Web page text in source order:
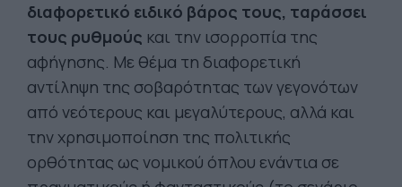
διαφορετικό ειδικό βάρος τους, ταράσσει
τους ρυθμούς και την ισορροπία της
αφήγησης. Με θέμα τη διαφορετική
αντίληψη της σοβαρότητας των γεγονότων
από νεότερους και μεγαλύτερους, αλλά και
την χρησιμοποίηση της πολιτικής
ορθότητας ως νομικού όπλου ενάντια σε